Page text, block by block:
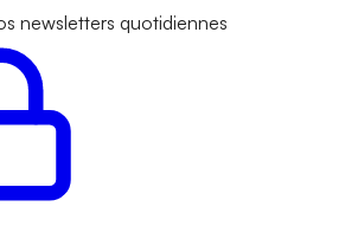
newsletters quotidiennes